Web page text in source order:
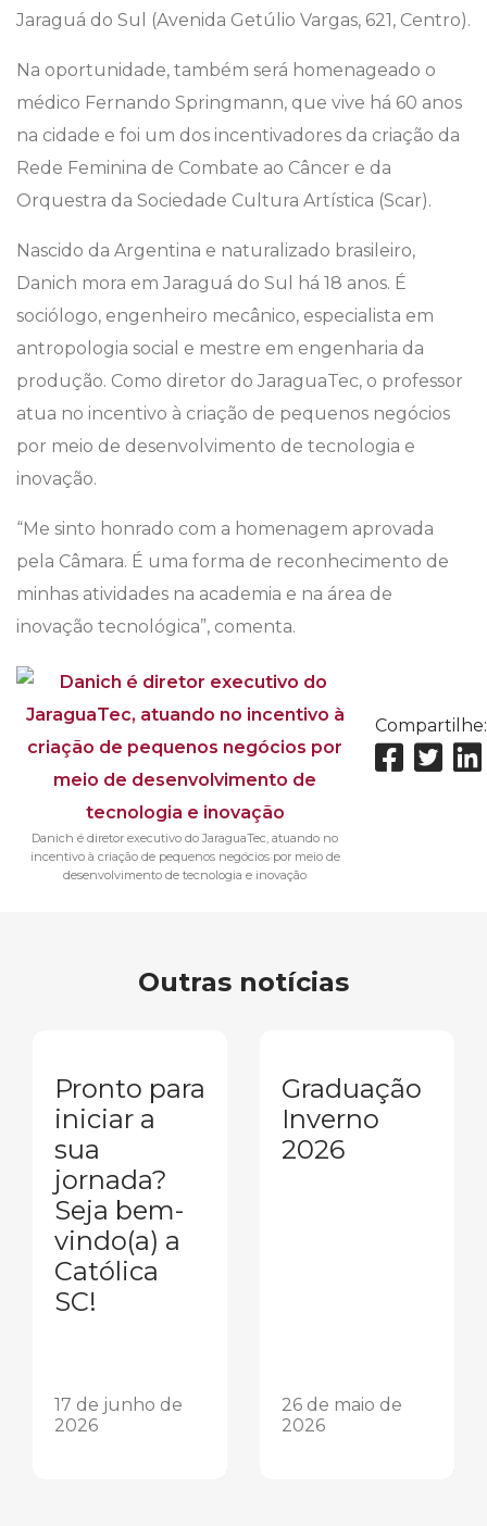
Jaraguá do Sul (Avenida Getúlio Vargas, 621, Centro).
Na oportunidade, também será homenageado o
médico Fernando Springmann, que vive há 60 anos
na cidade e foi um dos incentivadores da criação da
Rede Feminina de Combate ao Câncer e da
Orquestra da Sociedade Cultura Artística (Scar).
Nascido da Argentina e naturalizado brasileiro,
Danich mora em Jaraguá do Sul há 18 anos. É
sociólogo, engenheiro mecânico, especialista em
antropologia social e mestre em engenharia da
produção. Como diretor do JaraguaTec, o professor
atua no incentivo à criação de pequenos negócios
por meio de desenvolvimento de tecnologia e
inovação.
“Me sinto honrado com a homenagem aprovada
pela Câmara. É uma forma de reconhecimento de
minhas atividades na academia e na área de
inovação tecnológica”, comenta.
Danich é diretor executivo do JaraguaTec, atuando no
incentivo à criação de pequenos negócios por meio de
desenvolvimento de tecnologia e inovação
Compartilhe:
Outras notícias
Pronto para
iniciar a
sua
jornada?
Seja bem-
vindo(a) a
Católica
SC!
17 de junho de
2026
Graduação
Inverno
2026
26 de maio de
2026